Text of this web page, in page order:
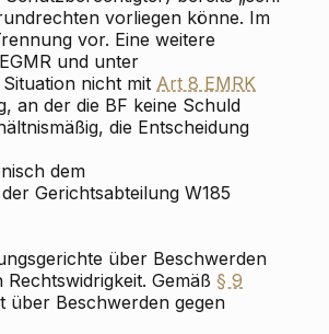
vorliegen könne. Im
vor. Eine weitere
und unter
nicht mit Art 8 EMRK
an der die BF keine Schuld
die Entscheidung
dem
Gerichtsabteilung W185
über Beschwerden
Gemäß § 9
über Beschwerden gegen